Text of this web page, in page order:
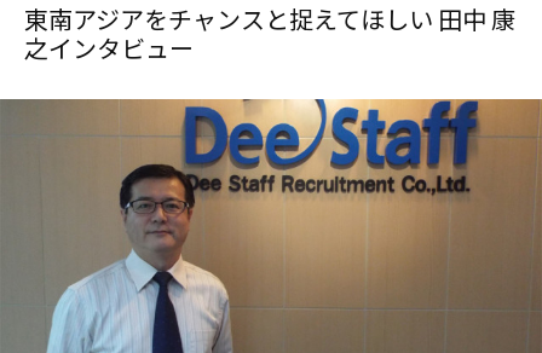
東南アジアをチャンスと捉えてほしい 田中 康
之インタビュー